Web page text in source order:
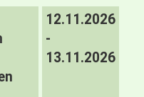
12.11.2026
-
13.11.2026